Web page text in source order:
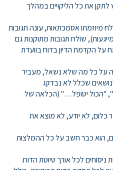
את כל הליקויים במהלך
מיוזמתו אסמכתאות, עונה תגובות
שולח תגובות מתוקנות גם
על הקדמת הדיון בדוח בוועדת
על כל מה שלא נשאל, מעביר
שכלל לא נבדקו.
"הכול יטופל…" (הכלאה של
כלום, לא יודע, לא מוצא את
הוא כבר חשב על כל ההמלצות
לכל אורך טיוטת הדוח.